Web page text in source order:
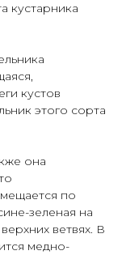
кустарника
кустов
этого сорта
она
по
зеленая на
ветвях. В
медно-